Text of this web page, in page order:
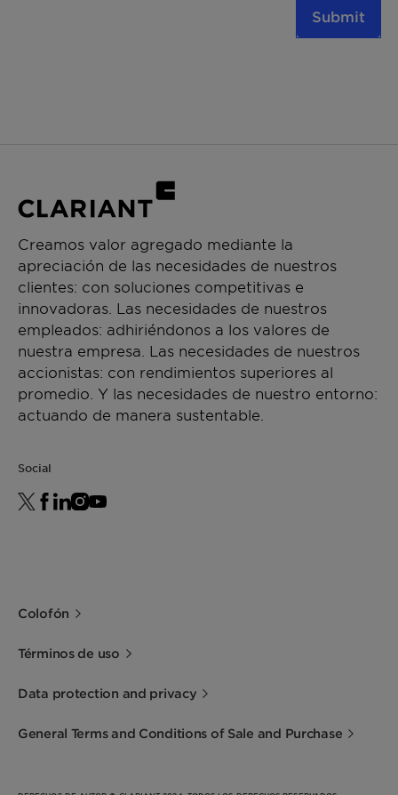
Submit
Creamos valor agregado mediante la
apreciación de las necesidades de nuestros
clientes: con soluciones competitivas e
innovadoras. Las necesidades de nuestros
empleados: adhiriéndonos a los valores de
nuestra empresa. Las necesidades de nuestros
accionistas: con rendimientos superiores al
promedio. Y las necesidades de nuestro entorno:
actuando de manera sustentable.
Social
Colofón
Términos de uso
Data protection and privacy
General Terms and Conditions of Sale and Purchase